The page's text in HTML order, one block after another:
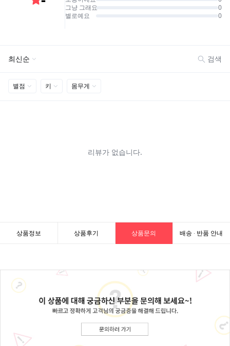
상품정보 상품후기 상품문의 배송 · 반품 안내